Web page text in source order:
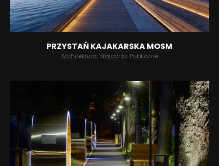
PRZYSTAŃ KAJAKARSKA MOSM
Architektura, Krajobraz, Publiczne